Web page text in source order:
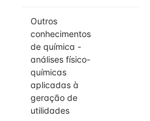
Outros
conhecimentos
de química -
análises físico-
químicas
aplicadas à
geração de
utilidades